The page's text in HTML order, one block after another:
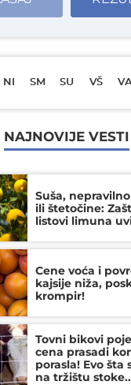
NI SM SU VŠ
NAJNOVIJE VESTI
Suša,
ili štetočine:
listovi limuna
Cene voća i
kajsije niža,
krompir!
Tovni bikovi
cena prasadi
porasla! Evo šta
na tržištu